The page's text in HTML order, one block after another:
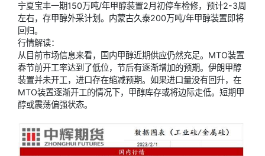
宁夏宝丰一期150万吨/年甲醇装置2月初停车检修，预计2-3周
左右，存甲醇外采计划。内蒙古久泰200万吨/年甲醇装置即将
回归。
行情解读：
从目前市场信息来看，国内甲醇近期供应仍然充足。MTO装置
春节前开工率达到了低位，节后有逐渐增加的预期。伊朗甲醇
装置并未开工，进口存在缩减预期。如果进口量没有回升，在
MTO装置逐渐开工的情况下，甲醇库存或将边际走低。短期甲
醇或震荡偏强状态。